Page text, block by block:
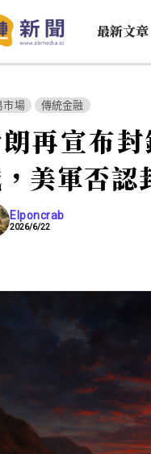
最新文章
市場 傳統金融
再宣布
美軍否認
Elponcrab
2026/6/22